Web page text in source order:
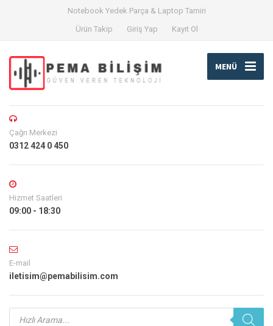
Notebook Yedek Parça & Laptop Tamiri
Ürün Takip
Giriş Yap Kayıt Ol
MENÜ
Çağrı Merkezi
0312 424 0 450
Hizmet Saatleri
09:00 - 18:30
E-mail
iletisim@pemabilisim.com
Products
search